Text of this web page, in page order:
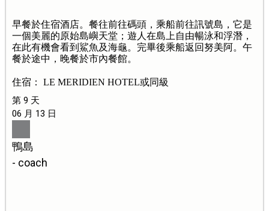
早餐於住宿酒店。餐往前往碼頭，乘船前往訊號島，它是
一個美麗的原始島嶼天堂；遊人在島上自由暢泳和浮潛，
在此有機會看到鯊魚及海龜。完畢後乘船返回努美阿。午
餐於途中，晚餐於市內餐館。
住宿： LE MERIDIEN HOTEL或同級
第 9 天
06 月 13 日
鴨島
- coach